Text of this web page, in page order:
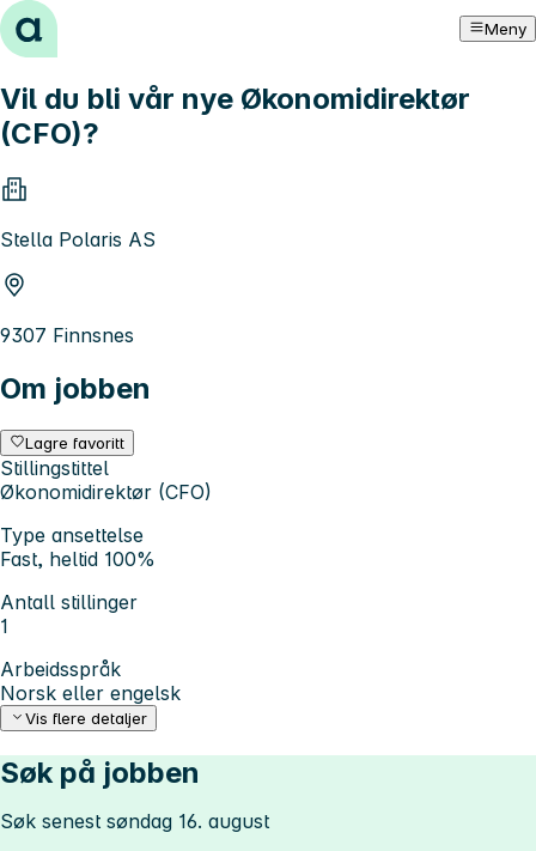
Hopp til innhold Meny
Vil du bli vår nye Økonomidirektør
(CFO)?
Stella Polaris AS
9307 Finnsnes
Om jobben
Lagre favoritt
Stillingstittel
Økonomidirektør (CFO)
Type ansettelse
Fast, heltid 100%
Antall stillinger
1
Arbeidsspråk
Norsk eller engelsk
Vis flere detaljer
Søk på jobben
Søk senest søndag 16. august